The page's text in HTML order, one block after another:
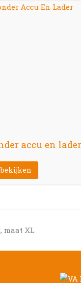
accu en lader
maat XL